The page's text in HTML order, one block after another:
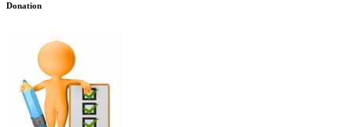
Donation